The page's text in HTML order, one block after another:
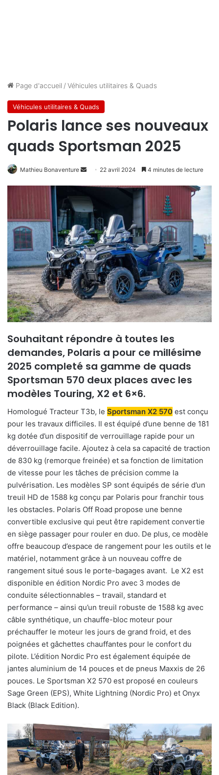
Page d'accueil /Véhicules utilitaires & Quads
Véhicules utilitaires & Quads
Polaris lance ses nouveaux
quads Sportsman 2025
Mathieu Bonaventure
Envoyer22 avril 2024 4 minutes de lecture
Souhaitant répondre à toutes les
demandes, Polaris a pour ce millésime
2025 completé sa gamme de quads
Sportsman 570 deux places avec les
modèles Touring, X2 et 6×6.
Homologué Tracteur T3b, le Sportsman X2 570 est conçu
pour les travaux difficiles. Il est équipé d’une benne de 181
kg dotée d’un dispositif de verrouillage rapide pour un
déverrouillage facile. Ajoutez à cela sa capacité de traction
de 830 kg (remorque freinée) et sa fonction de limitation
de vitesse pour les tâches de précision comme la
pulvérisation. Les modèles SP sont équipés de série d’un
treuil HD de 1588 kg conçu par Polaris pour franchir tous
les obstacles. Polaris Off Road propose une benne
convertible exclusive qui peut être rapidement convertie
en siège passager pour rouler en duo. De plus, ce modèle
offre beaucoup d’espace de rangement pour les outils et le
matériel, notamment grâce à un nouveau coffre de
rangement situé sous le porte-bagages avant. Le X2 est
disponible en édition Nordic Pro avec 3 modes de
conduite sélectionnables – travail, standard et
performance – ainsi qu’un treuil robuste de 1588 kg avec
câble synthétique, un chauffe-bloc moteur pour
préchauffer le moteur les jours de grand froid, et des
poignées et gâchettes chauffantes pour le confort du
pilote. L’édition Nordic Pro est également équipée de
jantes aluminium de 14 pouces et de pneus Maxxis de 26
pouces. Le Sportsman X2 570 est proposé en couleurs
Sage Green (EPS), White Lightning (Nordic Pro) et Onyx
Black (Black Edition).